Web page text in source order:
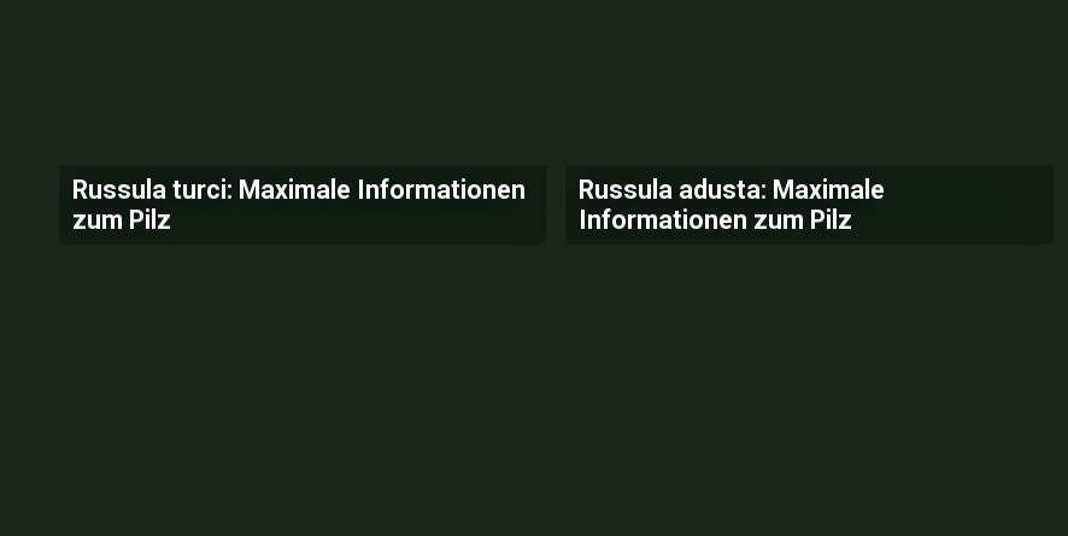
Russula turci: Maximale Informationen
zum Pilz
Russula adusta: Maximale
Informationen zum Pilz